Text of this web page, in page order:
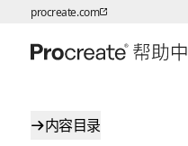
跳转至内容
procreate.com
内容目录